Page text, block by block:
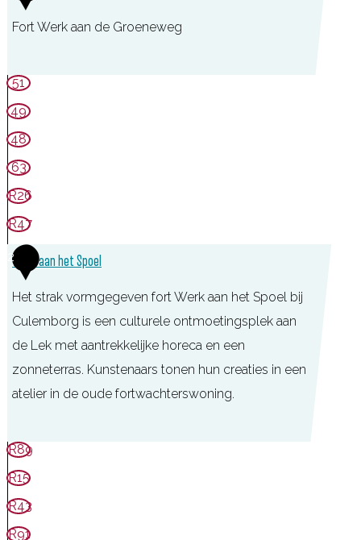
Fort Werk aan de Groeneweg
F
r
t
W
e
r
a
a
n
d
e
G
e
n
e
w
51
49
48
63
R26
R47
2Werk aan het Spoel
Het strak vormgegeven fort Werk aan het Spoel bij
Culemborg is een culturele ontmoetingsplek aan
de Lek met aantrekkelijke horeca en een
zonneterras. Kunstenaars tonen hun creaties in een
atelier in de oude fortwachterswoning.
W
r
k
a
R89
R15
R43
R91